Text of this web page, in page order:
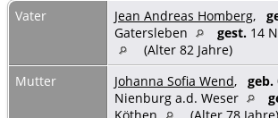
Vater Jean Andreas Homberg,
Gatersleben
gest. 14
(Alter 82 Jahre)
Mutter
Johanna Sofia Wend, geb.
Nienburg a.d. Weser